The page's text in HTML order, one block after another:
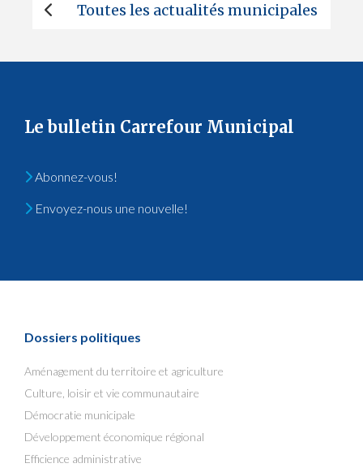
Toutes les actualités municipales
Le bulletin Carrefour Municipal
Abonnez-vous!
Envoyez-nous une nouvelle!
Dossiers politiques
Aménagement du territoire et agriculture
Culture, loisir et vie communautaire
Démocratie municipale
Développement économique régional
Efficience administrative